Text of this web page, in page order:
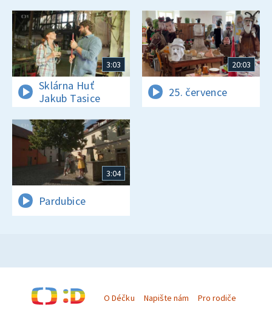
3:03
Sklárna Huť
Jakub Tasice
20:03
25. července
3:04
Pardubice
O Déčku Napište nám Pro rodiče